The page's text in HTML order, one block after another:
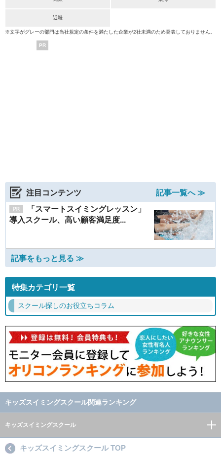
近畿
※文字がグレーの部門は当社規定の条件を満たした企業が2社未満のため発表しておりません。
PR
注目コンテンツ
記事一覧へ ≫
「スマートスイミングレッスン」
導入スクール、高い顧客満足度...
記事をもっと見る ≫
特集カテゴリ一覧
スクール探しのお役立ちコラム
キッズスイミングスクール関連ランキング
キッズスイミングスクール
キッズスイミングスクール TOP